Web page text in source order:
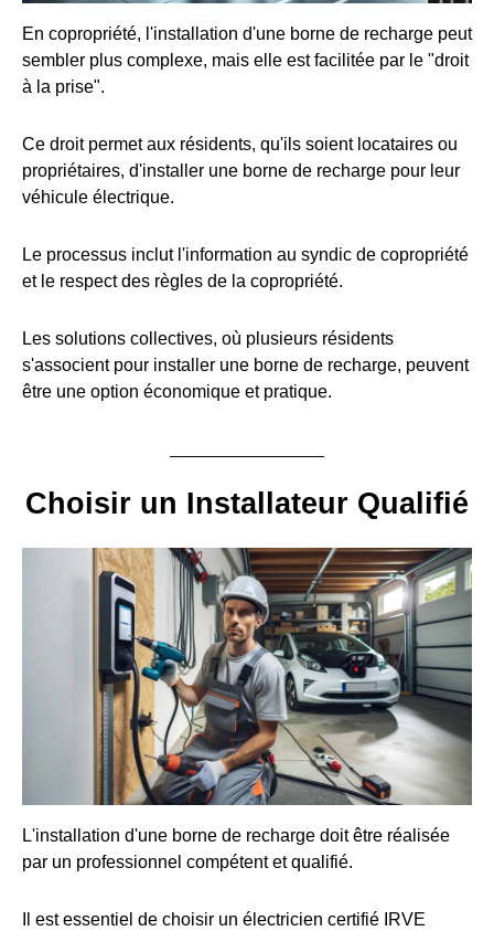
En copropriété, l'installation d'une borne de recharge peut
sembler plus complexe, mais elle est facilitée par le "droit
à la prise".
Ce droit permet aux résidents, qu'ils soient locataires ou
propriétaires, d'installer une borne de recharge pour leur
véhicule électrique.
Le processus inclut l'information au syndic de copropriété
et le respect des règles de la copropriété.
Les solutions collectives, où plusieurs résidents
s'associent pour installer une borne de recharge, peuvent
être une option économique et pratique.
Choisir un Installateur Qualifié
L'installation d'une borne de recharge doit être réalisée
par un professionnel compétent et qualifié.
Il est essentiel de choisir un électricien certifié IRVE